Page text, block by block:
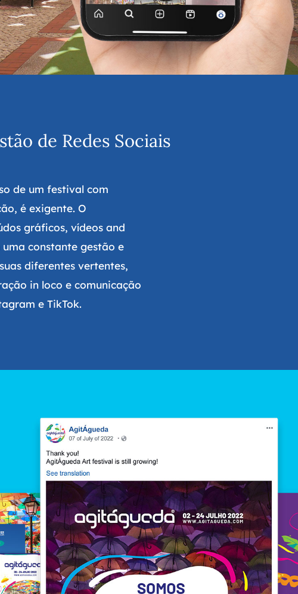
de Redes Sociais
de um festival com
é exigente. O
gráficos, vídeos and
constante gestão e
diferentes vertentes,
in loco e comunicação
e TikTok.